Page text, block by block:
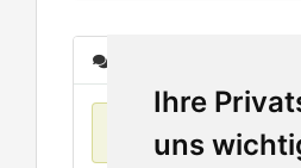
Ihre
uns
Keine Einträge